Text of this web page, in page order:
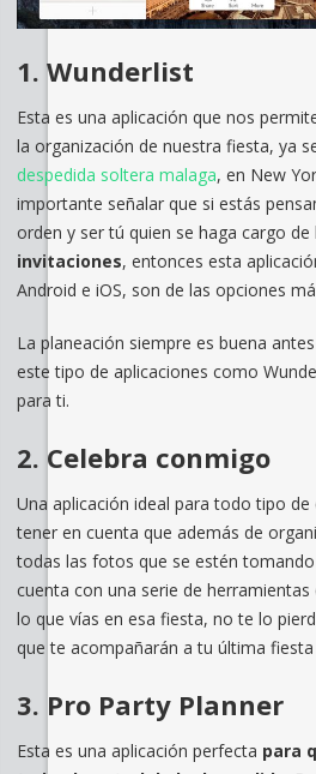
1. Wunderlist
Esta es una aplicación que nos
la organización de nuestra fiesta, ya
despedida soltera malaga, en New
importante señalar que si estás
orden y ser tú quien se haga cargo de
invitaciones, entonces esta
Android e iOS, son de las opciones
La planeación siempre es buena
este tipo de aplicaciones como
para ti.
2. Celebra conmigo
Una aplicación ideal para todo tipo de
tener en cuenta que además de
todas las fotos que se estén
cuenta con una serie de
lo que vías en esa fiesta, no te lo
que te acompañarán a tu última
3. Pro Party Planner
Esta es una aplicación perfecta para